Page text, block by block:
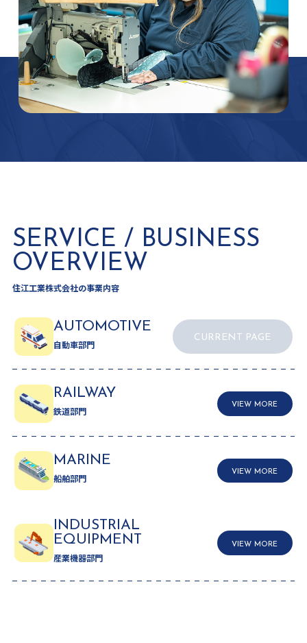
SERVICE / BUSINESS
OVERVIEW
住江工業株式会社の事業内容
AUTOMOTIVE
自動車部門
CURRENT PAGE
RAILWAY
鉄道部門
VIEW MORE
MARINE
船舶部門
VIEW MORE
INDUSTRIAL
EQUIPMENT
産業機器部門
VIEW MORE